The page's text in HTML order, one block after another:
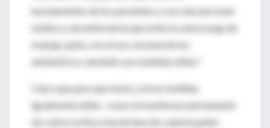
hacinamiento de los pacientes y con más personal
médico y de enfermería que evite la sobrecarga de
trabajo, junto con el uso racional de los
antibióticos, también son medidas útiles."
Claro que para que éstas y otras medidas
igualmente útiles -como el monitoreo permanente
de cuál es la flora bacteriana de cada hospital-